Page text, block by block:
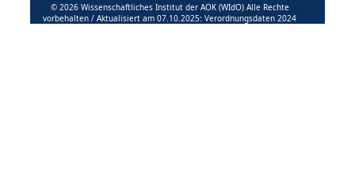
© 2026 Wissenschaftliches Institut der AOK (WIdO) Alle Rechte
vorbehalten / Aktualisiert am 07.10.2025: Verordnungsdaten 2024